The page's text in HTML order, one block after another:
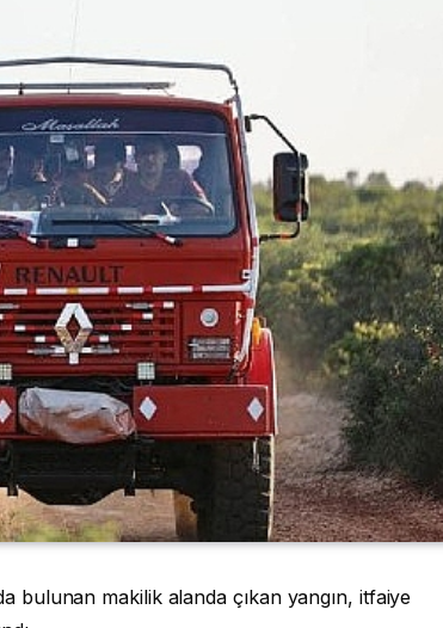
bulunan makilik alanda çıkan yangın, itfaiye